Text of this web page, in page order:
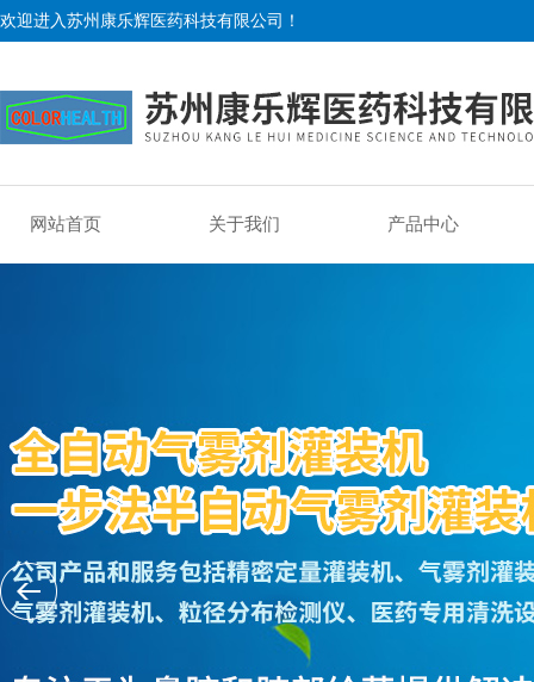
欢迎进入苏州康乐辉医药科技有限公司！
网站首页 关于我们 产品中心